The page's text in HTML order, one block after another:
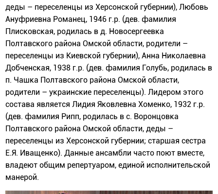
деды – переселенцы из Херсонской губернии), Любовь
Ануфриевна Романец, 1946 г.р. (дев. фамилия
Плисковская, родилась в д. Новосергеевка
Полтавского района Омской области, родители –
переселенцы из Киевской губернии), Анна Николаевна
Добченская, 1938 г.р. (дев. фамилия Голубь, родилась в
п. Чашка Полтавского района Омской области,
родители – украинские переселенцы). Лидером этого
состава является Лидия Яковлевна Хоменко, 1932 г.р.
(дев. фамилия Рипп, родилась в с. Воронцовка
Полтавского района Омской области, деды –
переселенцы из Херсонской губернии; старшая сестра
Е.Я. Иващенко). Данные ансамбли часто поют вместе,
владеют общим репертуаром, единой исполнительской
манерой.